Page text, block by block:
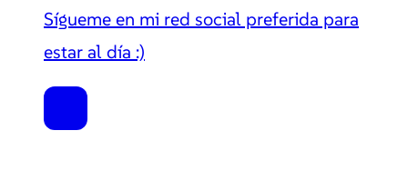
Sígueme en mi red social preferida para
estar al día :)